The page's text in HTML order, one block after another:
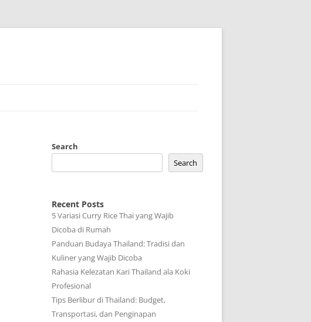
Search
Search
Recent Posts
5 Variasi Curry Rice Thai yang Wajib
Dicoba di Rumah
Panduan Budaya Thailand: Tradisi dan
Kuliner yang Wajib Dicoba
Rahasia Kelezatan Kari Thailand ala Koki
Profesional
Tips Berlibur di Thailand: Budget,
Transportasi, dan Penginapan